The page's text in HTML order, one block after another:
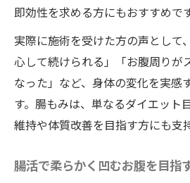
即効性を求める方にもおすすめです
実際に施術を受けた方の声として
心して続けられる」「お腹周りが
なった」など、身体の変化を実感
す。腸もみは、単なるダイエット
維持や体質改善を目指す方にも支
腸活で柔らかく凹むお腹を目指